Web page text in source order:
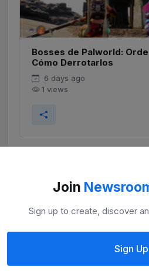
Join
Sign up to create, discover
Sign Up
Bosses de Palworld:
Cómo Derrotarlos
6 days ago
1 views
Dónde Encontrar la Red
Reincarnation